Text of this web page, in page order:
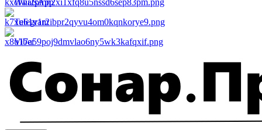
WhatsApp
Telegram
Viber